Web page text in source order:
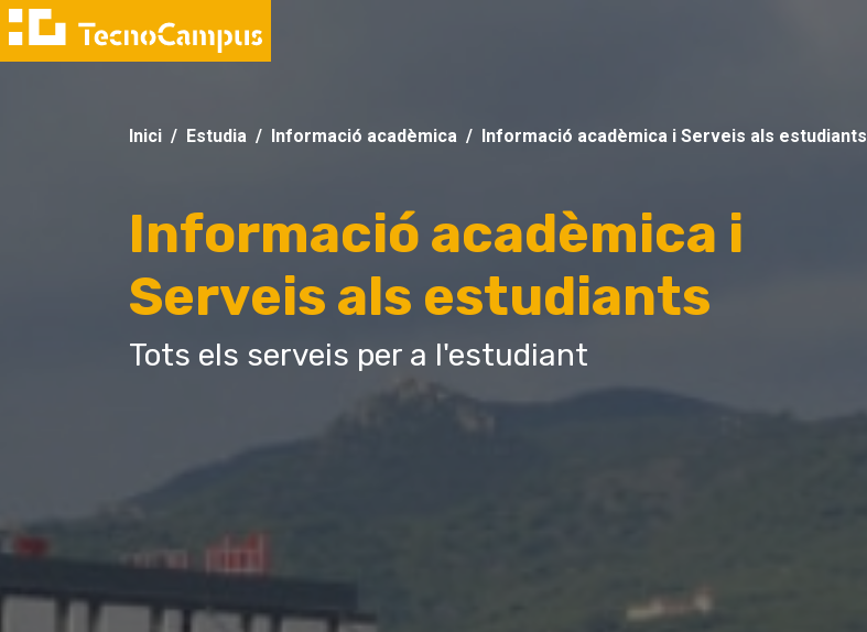
Inici Estudia Informació acadèmica Informació acadèmica i Serveis als estudiants
Informació acadèmica i
Serveis als estudiants
Tots els serveis per a l'estudiant